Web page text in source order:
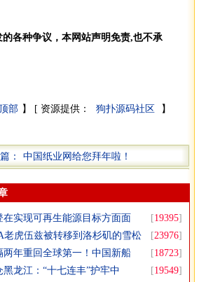
各种争议，本网站声明免责,也不承
部 】 [ 资源提供： 狗扑源码社区 】
： 中国纸业网给您拜年啦！
在实现可再生能源目标方面面 [19395]
老虎伍兹被转移到洛杉矶的雪松
[23976]
两年重回全球第一！中国新船
[18723]
黑龙江：“十七连丰”护牢中
[19549]